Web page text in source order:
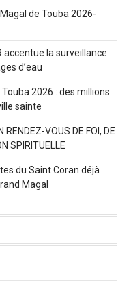
de Touba 2026-
accentue la surveillance
d’eau
2026 : des millions
sainte
VOUS DE FOI, DE
SPIRITUELLE
du Saint Coran déjà
Magal